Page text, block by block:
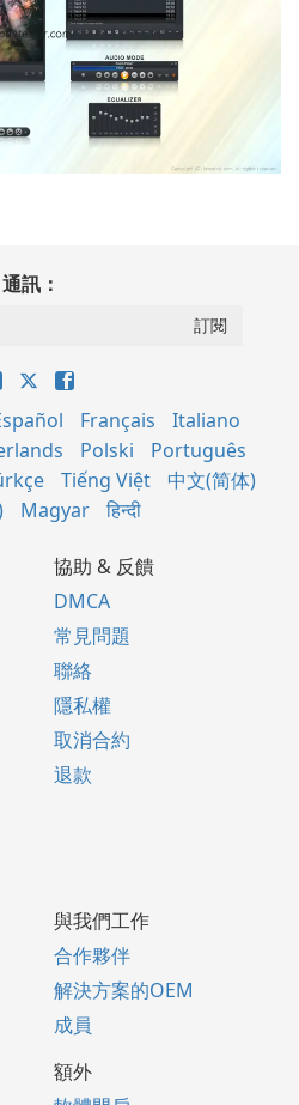
通訊：
Français
Italiano
Polski
Português
Tiếng Việt
中文(简体)
Magyar हिन्दी
協助 & 反饋
DMCA
常見問題
聯絡
隱私權
取消合約
退款
與我們工作
合作夥伴
解決方案的OEM
成員
額外